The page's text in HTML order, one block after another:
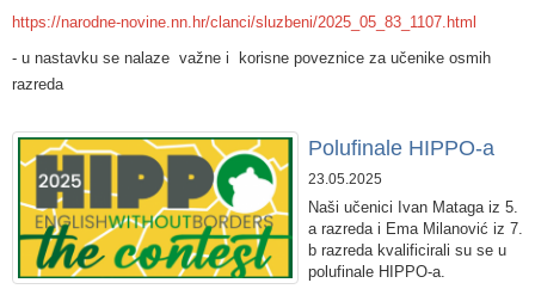
https://narodne-novine.nn.hr/clanci/sluzbeni/2025_05_83_1107.html
- u nastavku se nalaze važne i korisne poveznice za učenike osmih
razreda
Polufinale HIPPO-a
23.05.2025
Naši učenici Ivan Mataga iz 5.
a razreda i Ema Milanović iz 7.
b razreda kvalificirali su se u
polufinale HIPPO-a.